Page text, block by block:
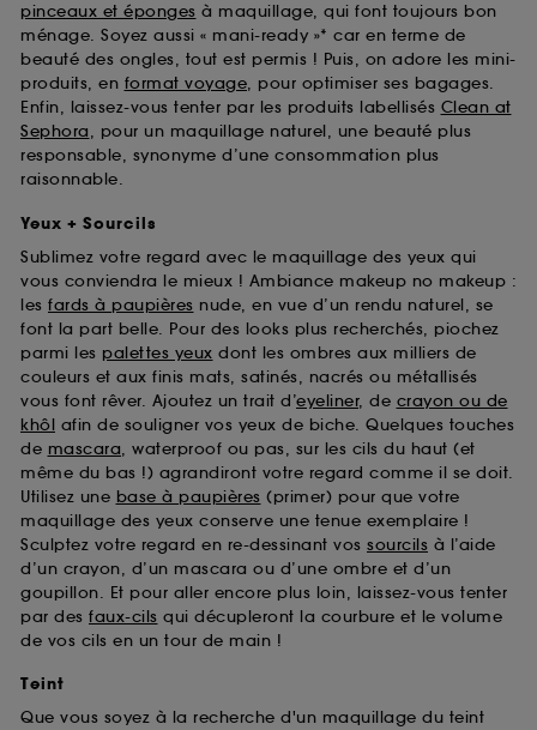
pinceaux et éponges à maquillage, qui font toujours bon
ménage. Soyez aussi « mani-ready »* car en terme de
beauté des ongles, tout est permis ! Puis, on adore les mini-
produits, en format voyage, pour optimiser ses bagages.
Enfin, laissez-vous tenter par les produits labellisés Clean at
Sephora, pour un maquillage naturel, une beauté plus
responsable, synonyme d’une consommation plus
raisonnable.
Yeux + Sourcils
Sublimez votre regard avec le maquillage des yeux qui
vous conviendra le mieux ! Ambiance makeup no makeup :
les fards à paupières nude, en vue d’un rendu naturel, se
font la part belle. Pour des looks plus recherchés, piochez
parmi les palettes yeux dont les ombres aux milliers de
couleurs et aux finis mats, satinés, nacrés ou métallisés
vous font rêver. Ajoutez un trait d’eyeliner, de crayon ou de
khôl afin de souligner vos yeux de biche. Quelques touches
de mascara, waterproof ou pas, sur les cils du haut (et
même du bas !) agrandiront votre regard comme il se doit.
Utilisez une base à paupières (primer) pour que votre
maquillage des yeux conserve une tenue exemplaire !
Sculptez votre regard en re-dessinant vos sourcils à l’aide
d’un crayon, d’un mascara ou d’une ombre et d’un
goupillon. Et pour aller encore plus loin, laissez-vous tenter
par des faux-cils qui décupleront la courbure et le volume
de vos cils en un tour de main !
Teint
Que vous soyez à la recherche d'un maquillage du teint